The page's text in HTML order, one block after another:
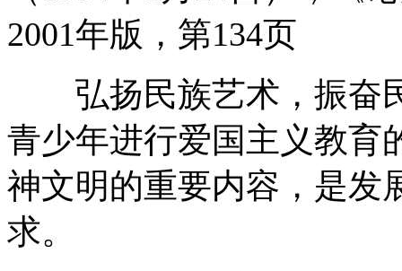
2001年版，第134页
弘扬民族艺术，振奋
青少年进行爱国主义教育
神文明的重要内容，是发
求。